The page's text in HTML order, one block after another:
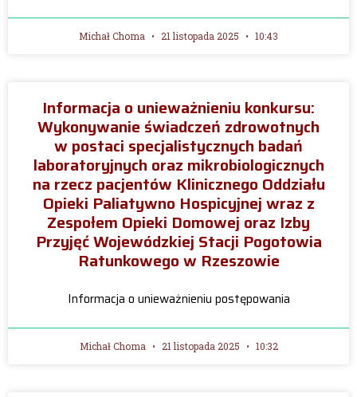
Michał Choma 21 listopada 2025 10:43
Informacja o unieważnieniu konkursu:
Wykonywanie świadczeń zdrowotnych
w postaci specjalistycznych badań
laboratoryjnych oraz mikrobiologicznych
na rzecz pacjentów Klinicznego Oddziału
Opieki Paliatywno Hospicyjnej wraz z
Zespołem Opieki Domowej oraz Izby
Przyjęć Wojewódzkiej Stacji Pogotowia
Ratunkowego w Rzeszowie
Informacja o unieważnieniu postępowania
Michał Choma 21 listopada 2025 10:32